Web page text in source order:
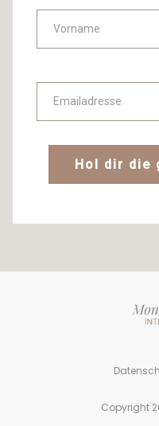
Hol dir die
Copyright